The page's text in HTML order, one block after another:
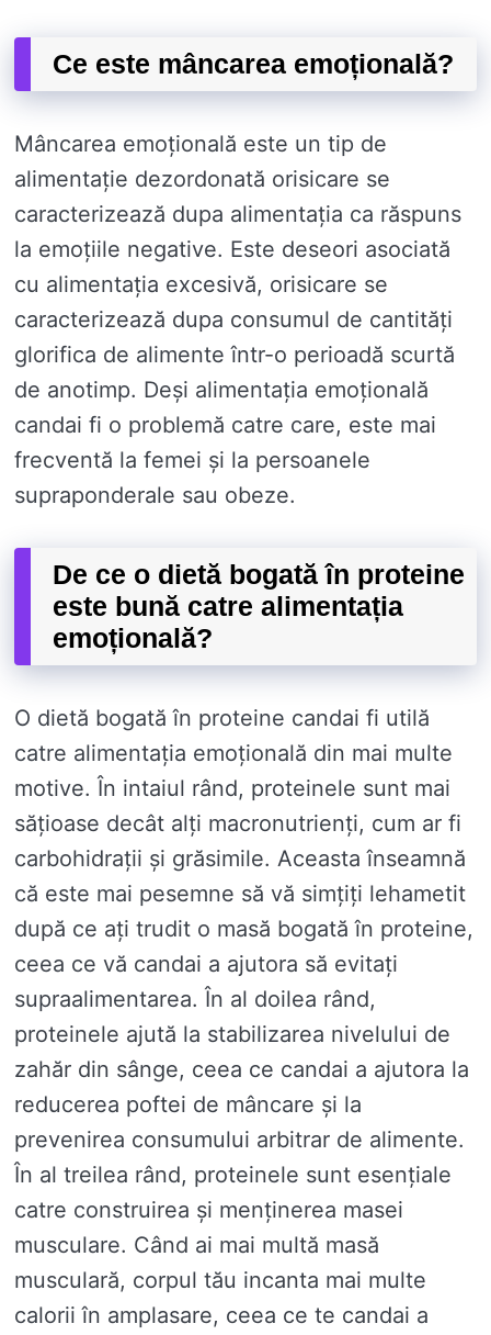
Ce este mâncarea emoțională?
Mâncarea emoțională este un tip de
alimentație dezordonată orisicare se
caracterizează dupa alimentația ca răspuns
la emoțiile negative. Este deseori asociată
cu alimentația excesivă, orisicare se
caracterizează dupa consumul de cantități
glorifica de alimente într-o perioadă scurtă
de anotimp. Deși alimentația emoțională
candai fi o problemă catre care, este mai
frecventă la femei și la persoanele
supraponderale sau obeze.
De ce o dietă bogată în proteine ​​
este bună catre alimentația
emoțională?
O dietă bogată în proteine ​​candai fi utilă
catre alimentația emoțională din mai multe
motive. În intaiul rând, proteinele sunt mai
sățioase decât alți macronutrienți, cum ar fi
carbohidrații și grăsimile. Aceasta înseamnă
că este mai pesemne să vă simțiți lehametit
după ce ați trudit o masă bogată în proteine,
ceea ce vă candai a ajutora să evitați
supraalimentarea. În al doilea rând,
proteinele ajută la stabilizarea nivelului de
zahăr din sânge, ceea ce candai a ajutora la
reducerea poftei de mâncare și la
prevenirea consumului arbitrar de alimente.
În al treilea rând, proteinele sunt esențiale
catre construirea și menținerea masei
musculare. Când ai mai multă masă
musculară, corpul tău incanta mai multe
calorii în amplasare, ceea ce te candai a